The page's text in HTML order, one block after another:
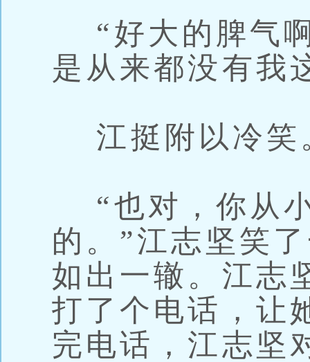
“好大的脾气
是从来都没有我
江挺附以冷笑
“也对，你从
的。”江志坚笑
如出一辙。江志
打了个电话，让
完电话，江志坚